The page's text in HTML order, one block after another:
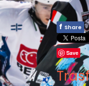
f Share
Save